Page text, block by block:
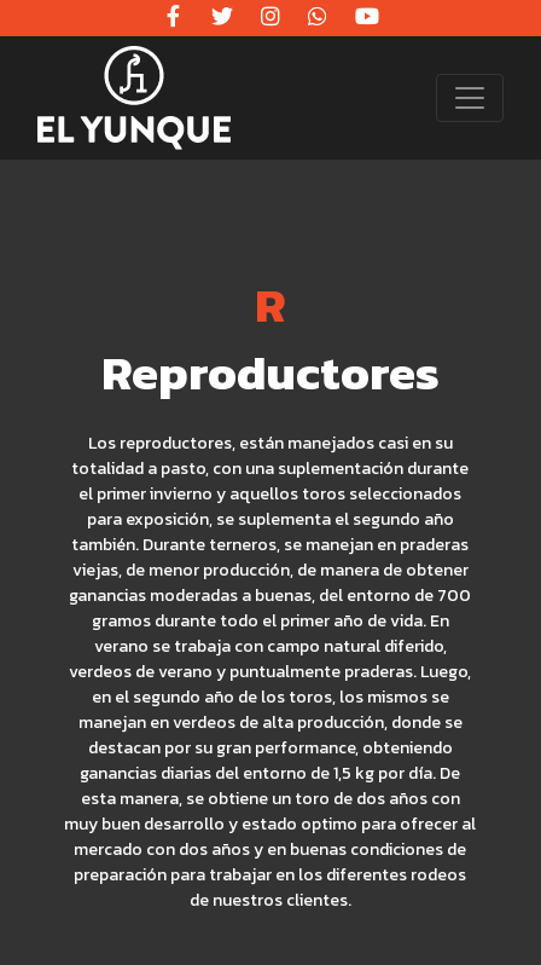
R
Reproductores
Los reproductores, están manejados casi en su
totalidad a pasto, con una suplementación durante
el primer invierno y aquellos toros seleccionados
para exposición, se suplementa el segundo año
también. Durante terneros, se manejan en praderas
viejas, de menor producción, de manera de obtener
ganancias moderadas a buenas, del entorno de 700
gramos durante todo el primer año de vida. En
verano se trabaja con campo natural diferido,
verdeos de verano y puntualmente praderas. Luego,
en el segundo año de los toros, los mismos se
manejan en verdeos de alta producción, donde se
destacan por su gran performance, obteniendo
ganancias diarias del entorno de 1,5 kg por día. De
esta manera, se obtiene un toro de dos años con
muy buen desarrollo y estado optimo para ofrecer al
mercado con dos años y en buenas condiciones de
preparación para trabajar en los diferentes rodeos
de nuestros clientes.